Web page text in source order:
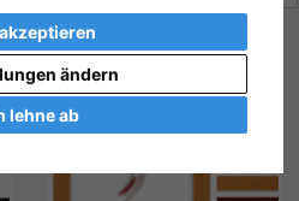
lehne ab
ändern